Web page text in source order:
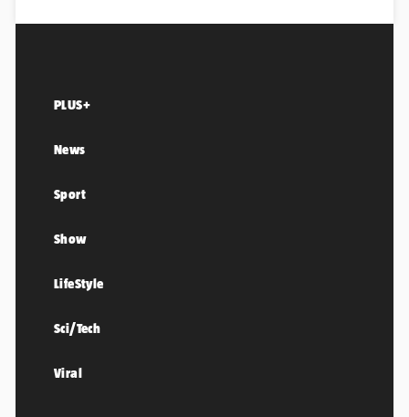
PLUS+
News
Sport
Show
LifeStyle
Sci/Tech
Viral